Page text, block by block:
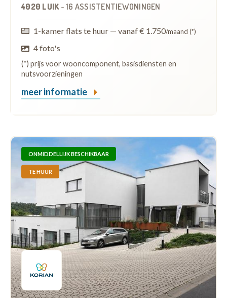
4020 LUIK - 16 ASSISTENTIEWONINGEN
1-kamer flats te huur — vanaf € 1.750/maand (*)
4 foto's
(*) prijs voor wooncomponent, basisdiensten en
nutsvoorzieningen
meer informatie
ONMIDDELLIJK BESCHIKBAAR
TE HUUR